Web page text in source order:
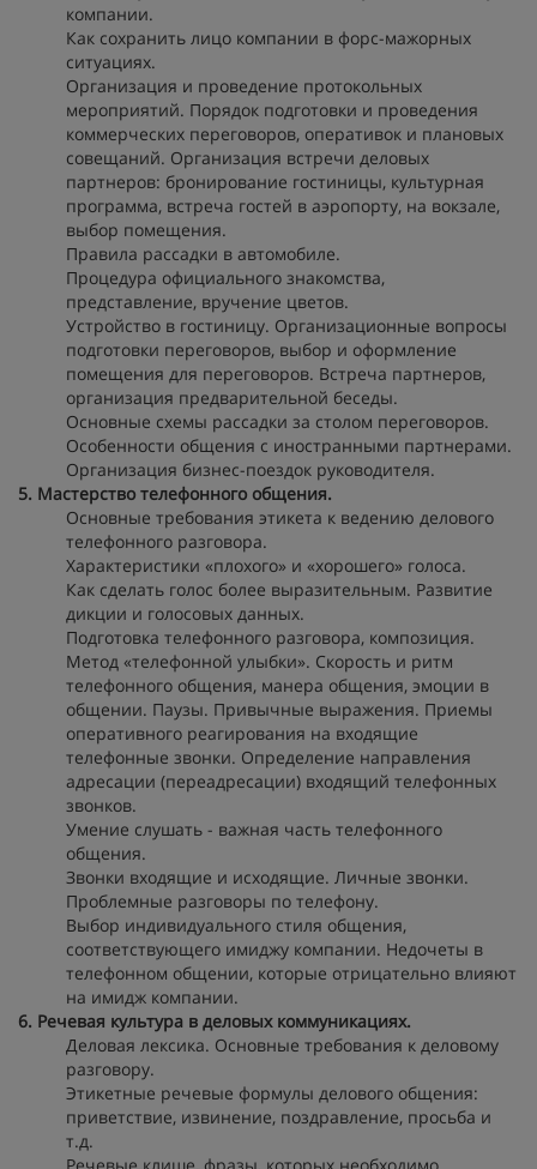
компании.
Как сохранить лицо компании в форс-мажорных
ситуациях.
Организация и проведение протокольных
мероприятий. Порядок подготовки и проведения
коммерческих переговоров, оперативок и плановых
совещаний. Организация встречи деловых
партнеров: бронирование гостиницы, культурная
программа, встреча гостей в аэропорту, на вокзале,
выбор помещения.
Правила рассадки в автомобиле.
Процедура официального знакомства,
представление, вручение цветов.
Устройство в гостиницу. Организационные вопросы
подготовки переговоров, выбор и оформление
помещения для переговоров. Встреча партнеров,
организация предварительной беседы.
Основные схемы рассадки за столом переговоров.
Особенности общения с иностранными партнерами.
Организация бизнес-поездок руководителя.
5. Мастерство телефонного общения.
Основные требования этикета к ведению делового
телефонного разговора.
Характеристики «плохого» и «хорошего» голоса.
Как сделать голос более выразительным. Развитие
дикции и голосовых данных.
Подготовка телефонного разговора, композиция.
Метод «телефонной улыбки». Скорость и ритм
телефонного общения, манера общения, эмоции в
общении. Паузы. Привычные выражения. Приемы
оперативного реагирования на входящие
телефонные звонки. Определение направления
адресации (переадресации) входящий телефонных
звонков.
Умение слушать - важная часть телефонного
общения.
Звонки входящие и исходящие. Личные звонки.
Проблемные разговоры по телефону.
Выбор индивидуального стиля общения,
соответствующего имиджу компании. Недочеты в
телефонном общении, которые отрицательно влияют
на имидж компании.
6. Речевая культура в деловых коммуникациях.
Деловая лексика. Основные требования к деловому
разговору.
Этикетные речевые формулы делового общения:
приветствие, извинение, поздравление, просьба и
т.д.